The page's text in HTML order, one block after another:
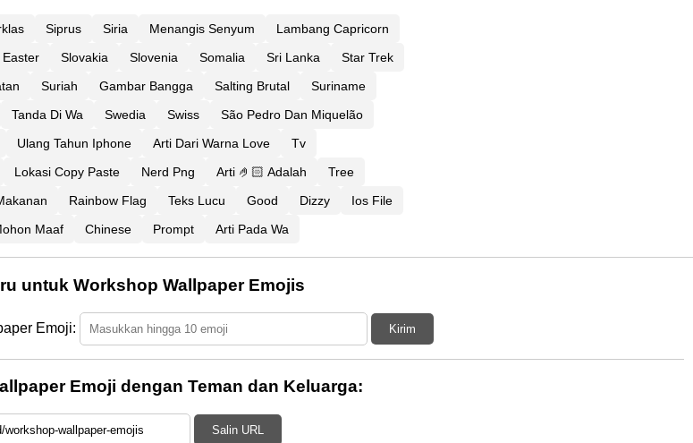
Siprus Siria Menangis Senyum
Lambang Capricorn
Easter Slovakia Slovenia Somalia Sri Lanka
Star Trek
Suriah Gambar Bangga Salting Brutal
Suriname
Tanda Di Wa Swedia Swiss
São Pedro Dan Miquelão
Ulang Tahun Iphone Arti Dari Warna Love
Tv
Lokasi Copy Paste Nerd Png Arti 🤌🏻 Adalah
Tree
Rainbow Flag Teks Lucu Good Dizzy
Ios File
Maaf Chinese Prompt Arti Pada Wa
untuk Workshop Wallpaper Emojis
Emoji: Kirim
Emoji dengan Teman dan Keluarga:
Salin URL